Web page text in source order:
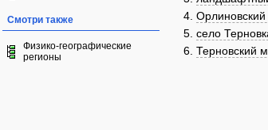
Смотри также
Физико-географические
регионы
село
Терновский